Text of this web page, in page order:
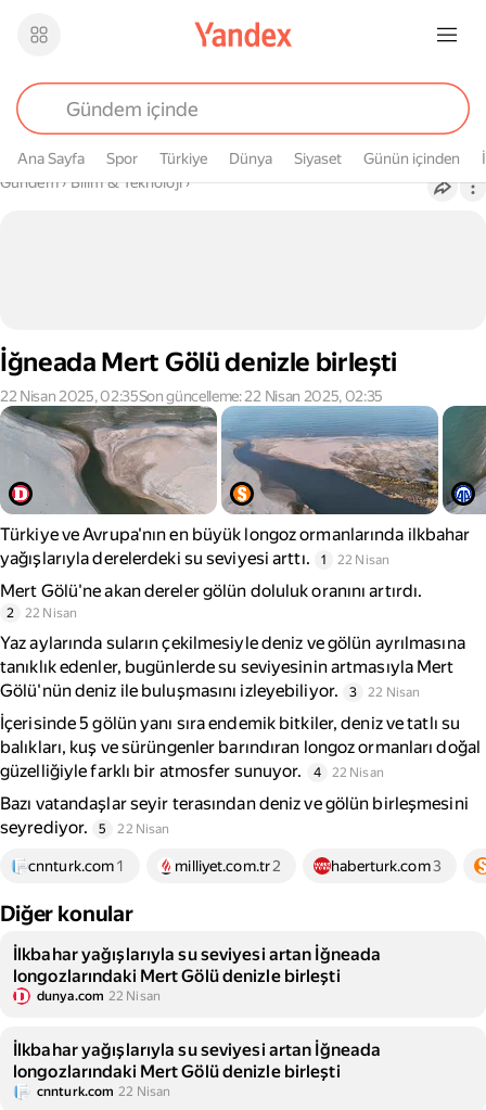
Ana Sayfa Spor Türkiye Dünya Siyaset Günün içinden
Buradasın
Gündem› Bilim & Teknoloji›
İğneada Mert Gölü denizle birleşti
22 Nisan 2025, 02:35Son güncelleme: 22 Nisan 2025, 02:35
Türkiye ve Avrupa'nın en büyük longoz ormanlarında ilkbahar
yağışlarıyla derelerdeki su seviyesi arttı.
1 22 Nisan
Mert Gölü'ne akan dereler gölün doluluk oranını artırdı.
2 22 Nisan
Yaz aylarında suların çekilmesiyle deniz ve gölün ayrılmasına
tanıklık edenler, bugünlerde su seviyesinin artmasıyla Mert
Gölü'nün deniz ile buluşmasını izleyebiliyor.
3 22 Nisan
İçerisinde 5 gölün yanı sıra endemik bitkiler, deniz ve tatlı su
balıkları, kuş ve sürüngenler barındıran longoz ormanları doğal
güzelliğiyle farklı bir atmosfer sunuyor.
4 22 Nisan
Bazı vatandaşlar seyir terasından deniz ve gölün birleşmesini
seyrediyor.
5 22 Nisan
cnnturk.com1 milliyet.com.tr2 haberturk.com3
Diğer konular
İlkbahar yağışlarıyla su seviyesi artan İğneada
longozlarındaki Mert Gölü denizle birleşti
dunya.com 22 Nisan
İlkbahar yağışlarıyla su seviyesi artan İğneada
longozlarındaki Mert Gölü denizle birleşti
cnnturk.com 22 Nisan